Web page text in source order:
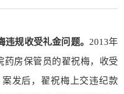
违规收受礼金问题。 2013年
药房保管员的翟祝梅，收受
案发后，翟祝梅上交违纪款